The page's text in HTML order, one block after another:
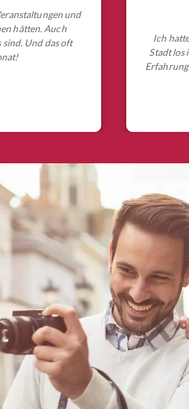
und
hätten. Auch
Und das oft
Ich
Stadt los